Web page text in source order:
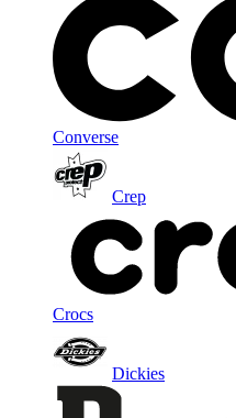
Converse
Crep
Crocs
Dickies